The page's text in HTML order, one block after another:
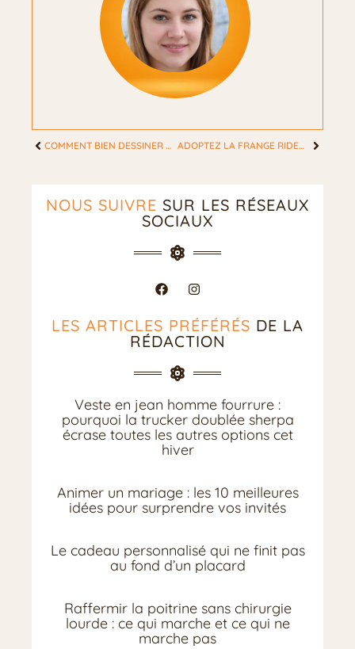
COMMENT BIEN DESSINER UNE ROSE : NOS MÉTHODES ADOPTEZ LA FRANGE RIDEAU
NOUS SUIVRE SUR LES RÉSEAUX
SOCIAUX
LES ARTICLES PRÉFÉRÉS DE LA
RÉDACTION
Veste en jean homme fourrure :
pourquoi la trucker doublée sherpa
écrase toutes les autres options cet
hiver
Animer un mariage : les 10 meilleures
idées pour surprendre vos invités
Le cadeau personnalisé qui ne finit pas
au fond d’un placard
Raffermir la poitrine sans chirurgie
lourde : ce qui marche et ce qui ne
marche pas